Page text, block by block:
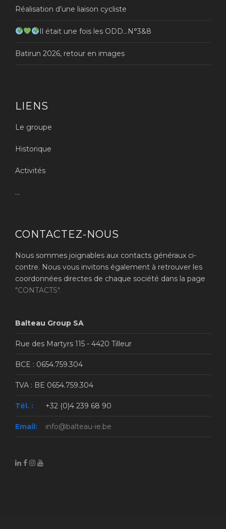
Réalisation d’une liaison cycliste
Il était une fois les ODD…N°3&8
Batirun 2026, retour en images
LIENS
Le groupe
Historique
Activités
...
CONTACTEZ-NOUS
Nous sommes joignables aux contacts généraux ci-
contre. Nous vous invitons également à retrouver les
coordonnées directes de chaque société dans la page
"CONTACTS".
Balteau Group SA
Rue des Martyrs 115 - 4420 Tilleur
BCE : 0654.759.304
TVA : BE 0654.759.304
Tél. : +32 (0)4 239 68 90
Email: info@balteau-ie.be